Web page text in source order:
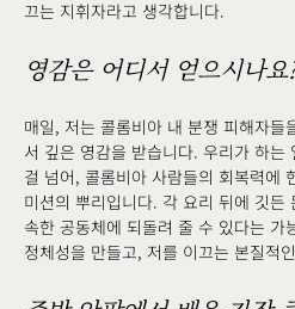
끄는 지휘자라고 생각합니다.
영감은 어디서 얻으시나
매일, 저는 콜롬비아 내 분쟁 피해자
서 깊은 영감을 받습니다. 우리가 하
걸 넘어, 콜롬비아 사람들의 회복력에
미션의 뿌리입니다. 각 요리 뒤에 깃
속한 공동체에 되돌려 줄 수 있다는
정체성을 만들고, 저를 이끄는 본질적